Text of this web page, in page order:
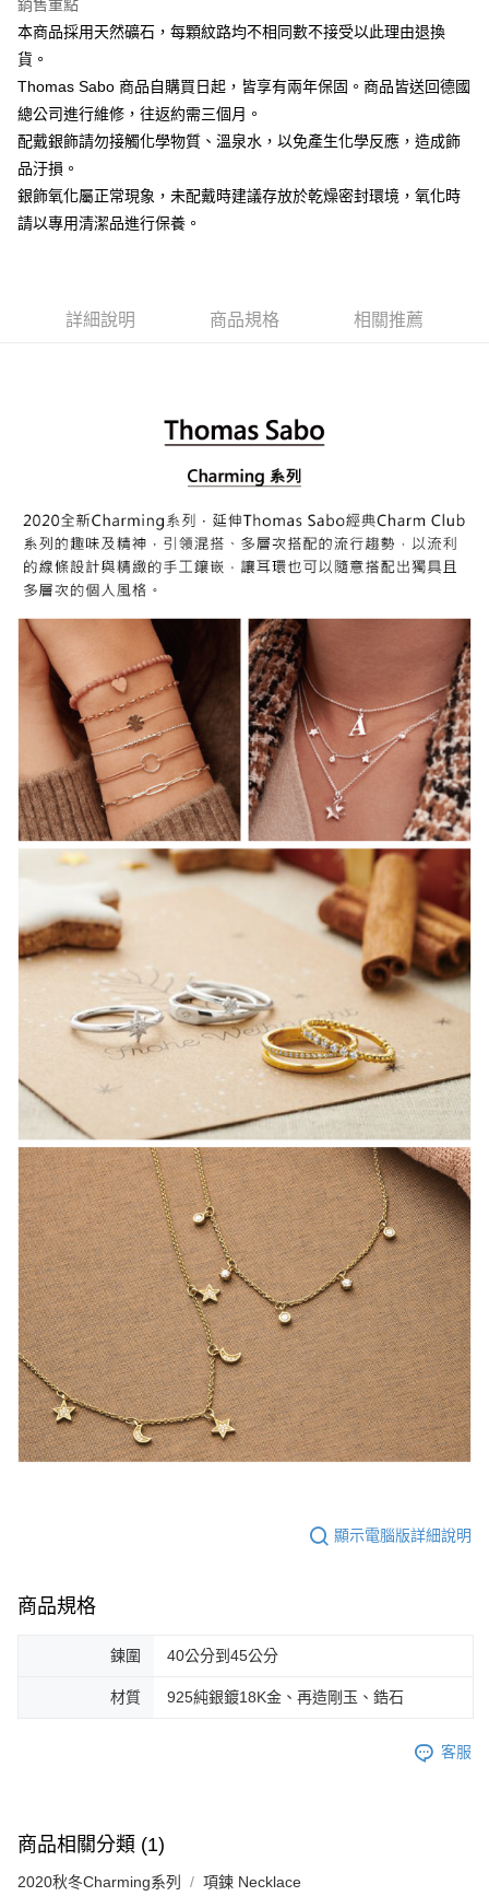
黑貓宅急便
銷售重點
本商品採用天然礦石，每顆紋路均不相同數不接受以此理由退換
貨。
Thomas Sabo 商品自購買日起，皆享有兩年保固。商品皆送回德國
總公司進行維修，往返約需三個月。
配戴銀飾請勿接觸化學物質、溫泉水，以免產生化學反應，造成飾
品汙損。
銀飾氧化屬正常現象，未配戴時建議存放於乾燥密封環境，氧化時
請以專用清潔品進行保養。
詳細說明 商品規格 相關推薦
顯示電腦版詳細說明
商品規格
鍊圍 40公分到45公分
材質 925純銀鍍18K金、再造剛玉、鋯石
客服
商品相關分類 (1)
2020秋冬Charming系列 項鍊 Necklace